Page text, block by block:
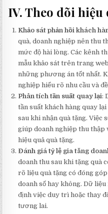
IV. Theo dõi hiệu
Khảo sát phản hồi khách
quà, doanh nghiệp nên thu
mức độ hài lòng. Các kênh
mẫu khảo sát trên trang
những phương án tốt nhất.
nghiệp hiểu rõ nhu cầu và
Phân tích tần suất quay lại:
tần suất khách hàng quay
sau khi nhận quà tặng. Việc
giúp doanh nghiệp thu thập
hiệu quả quà tặng.
Đánh giá tỷ lệ gia tăng
doanh thu sau khi tặng quà
rõ liệu quà tặng có đóng
doanh số hay không. Dữ
định việc duy trì hoặc thay
tương lai.